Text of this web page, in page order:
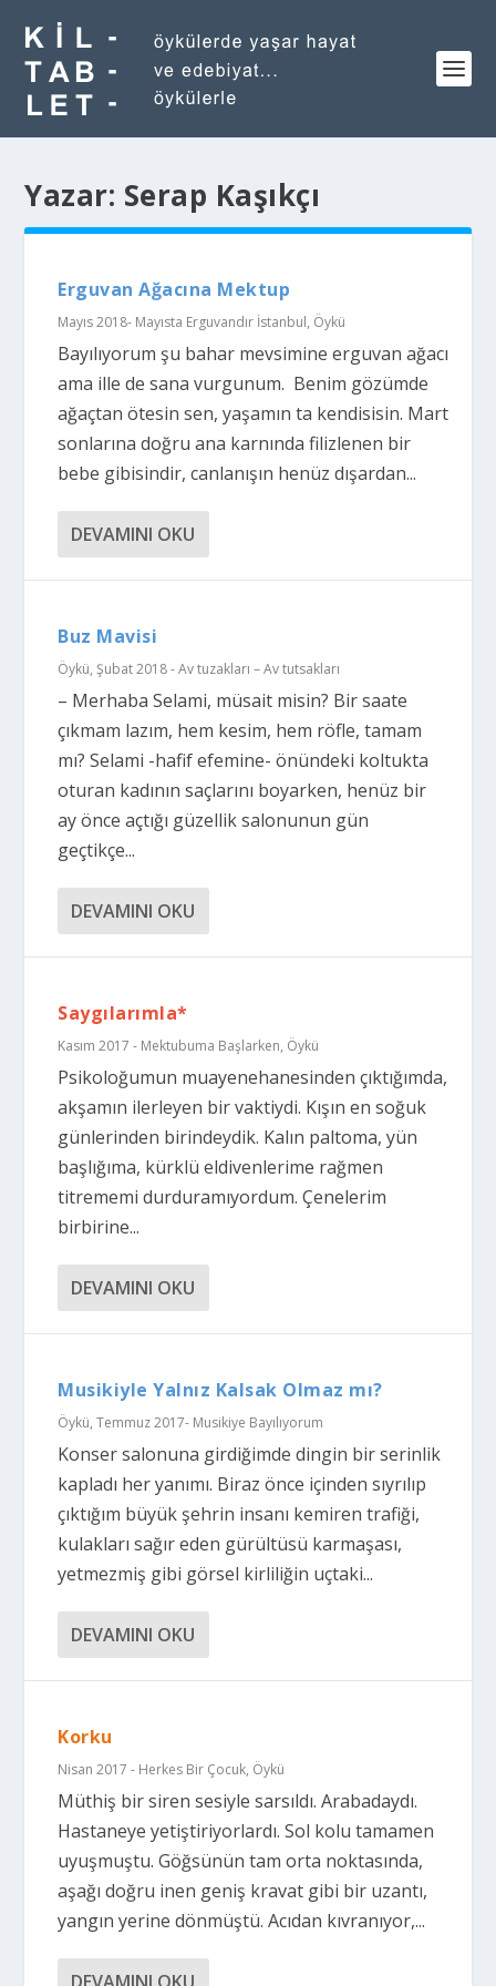
Yazar: Serap Kaşıkçı
Erguvan Ağacına Mektup
Mayıs 2018- Mayısta Erguvandır İstanbul, Öykü
Bayılıyorum şu bahar mevsimine erguvan ağacı
ama ille de sana vurgunum. Benim gözümde
ağaçtan ötesin sen, yaşamın ta kendisisin. Mart
sonlarına doğru ana karnında filizlenen bir
bebe gibisindir, canlanışın henüz dışardan...
DEVAMINI OKU
Buz Mavisi
Öykü,Şubat 2018 - Av tuzakları – Av tutsakları
– Merhaba Selami, müsait misin? Bir saate
çıkmam lazım, hem kesim, hem röfle, tamam
mı? Selami -hafif efemine- önündeki koltukta
oturan kadının saçlarını boyarken, henüz bir
ay önce açtığı güzellik salonunun gün
geçtikçe...
DEVAMINI OKU
Saygılarımla*
Kasım 2017 - Mektubuma Başlarken, Öykü
Psikoloğumun muayenehanesinden çıktığımda,
akşamın ilerleyen bir vaktiydi. Kışın en soğuk
günlerinden birindeydik. Kalın paltoma, yün
başlığıma, kürklü eldivenlerime rağmen
titrememi durduramıyordum. Çenelerim
birbirine...
DEVAMINI OKU
Musikiyle Yalnız Kalsak Olmaz mı?
Öykü,Temmuz 2017- Musikiye Bayılıyorum
Konser salonuna girdiğimde dingin bir serinlik
kapladı her yanımı. Biraz önce içinden sıyrılıp
çıktığım büyük şehrin insanı kemiren trafiği,
kulakları sağır eden gürültüsü karmaşası,
yetmezmiş gibi görsel kirliliğin uçtaki...
DEVAMINI OKU
Korku
Nisan 2017 - Herkes Bir Çocuk, Öykü
Müthiş bir siren sesiyle sarsıldı. Arabadaydı.
Hastaneye yetiştiriyorlardı. Sol kolu tamamen
uyuşmuştu. Göğsünün tam orta noktasında,
aşağı doğru inen geniş kravat gibi bir uzantı,
yangın yerine dönmüştü. Acıdan kıvranıyor,...